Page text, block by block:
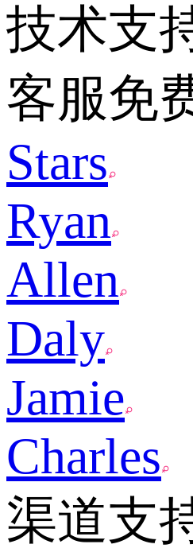
技术支
客服免
Stars
Ryan
Allen
Daly
Jamie
Charles
渠道支